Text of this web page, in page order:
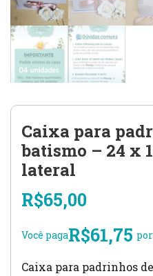
Caixa para
batismo – 24 x
lateral
R$65,00
Você pagaR$61,75
Caixa para padrinhos